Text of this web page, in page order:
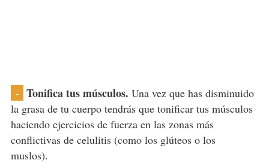
- Tonifica tus músculos. Una vez que has disminuido
la grasa de tu cuerpo tendrás que tonificar tus músculos
haciendo ejercicios de fuerza en las zonas más
conflictivas de celulitis (como los glúteos o los
muslos).